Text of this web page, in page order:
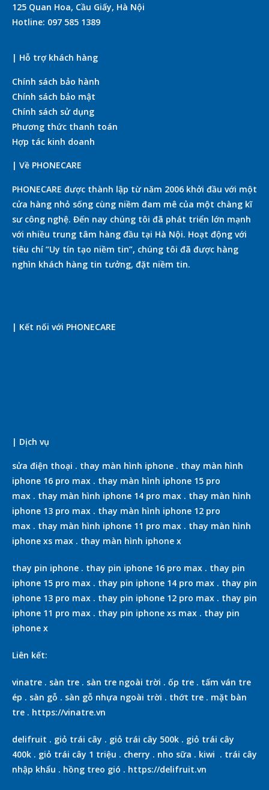
125 Quan Hoa, Cầu Giấy, Hà Nội
Hotline: 097 585 1389
| Hỗ trợ khách hàng
Chính sách bảo hành
Chính sách bảo mật
Chính sách sử dụng
Phương thức thanh toán
Hợp tác kinh doanh
| Về PHONECARE
PHONECARE được thành lập từ năm 2006 khởi đầu với một
cửa hàng nhỏ sống cùng niềm đam mê của một chàng kĩ
sư công nghệ. Đến nay chúng tôi đã phát triển lớn mạnh
với nhiều trung tâm hàng đầu tại Hà Nội. Hoạt động với
tiêu chí “Uy tín tạo niềm tin”, chúng tôi đã được hàng
nghìn khách hàng tin tưởng, đặt niềm tin.
| Kết nối với PHONECARE
| Dịch vụ
sửa điện thoại . thay màn hình iphone . thay màn hình
iphone 16 pro max . thay màn hình iphone 15 pro
max . thay màn hình iphone 14 pro max . thay màn hình
iphone 13 pro max . thay màn hình iphone 12 pro
max . thay màn hình iphone 11 pro max . thay màn hình
iphone xs max . thay màn hình iphone x
thay pin iphone . thay pin iphone 16 pro max . thay pin
iphone 15 pro max . thay pin iphone 14 pro max . thay pin
iphone 13 pro max . thay pin iphone 12 pro max . thay pin
iphone 11 pro max . thay pin iphone xs max . thay pin
iphone x
Liên kết:
vinatre . sàn tre . sàn tre ngoài trời . ốp tre . tấm ván tre
ép . sàn gỗ . sàn gỗ nhựa ngoài trời . thớt tre . mặt bàn
tre . https://vinatre.vn
delifruit . giỏ trái cây . giỏ trái cây 500k . giỏ trái cây
400k . giỏ trái cây 1 triệu . cherry . nho sữa . kiwi . trái cây
nhập khẩu . hồng treo gió . https://delifruit.vn